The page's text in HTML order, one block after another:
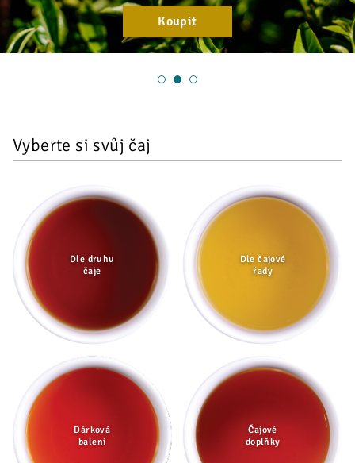
Koupit
1 2 3
Vyberte si svůj čaj
Dle druhu
čaje
Dle čajové
řady
Dárková
balení
Čajové
doplňky